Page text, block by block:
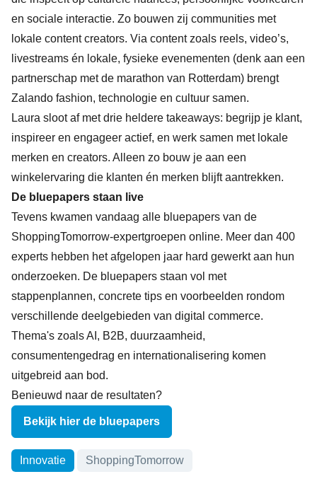
en sociale interactie. Zo bouwen zij communities met
lokale content creators. Via content zoals reels, video’s,
livestreams én lokale, fysieke evenementen (denk aan een
partnerschap met de marathon van Rotterdam) brengt
Zalando fashion, technologie en cultuur samen.
Laura sloot af met drie heldere takeaways: begrijp je klant,
inspireer en engageer actief, en werk samen met lokale
merken en creators. Alleen zo bouw je aan een
winkelervaring die klanten én merken blijft aantrekken.
De bluepapers staan live
Tevens kwamen vandaag alle bluepapers van de
ShoppingTomorrow-expertgroepen online. Meer dan 400
experts hebben het afgelopen jaar hard gewerkt aan hun
onderzoeken. De bluepapers staan vol met
stappenplannen, concrete tips en voorbeelden rondom
verschillende deelgebieden van digital commerce.
Thema's zoals AI, B2B, duurzaamheid,
consumentengedrag en internationalisering komen
uitgebreid aan bod.
Benieuwd naar de resultaten?
Bekijk hier de bluepapers
Onderwerpen
Innovatie ShoppingTomorrow